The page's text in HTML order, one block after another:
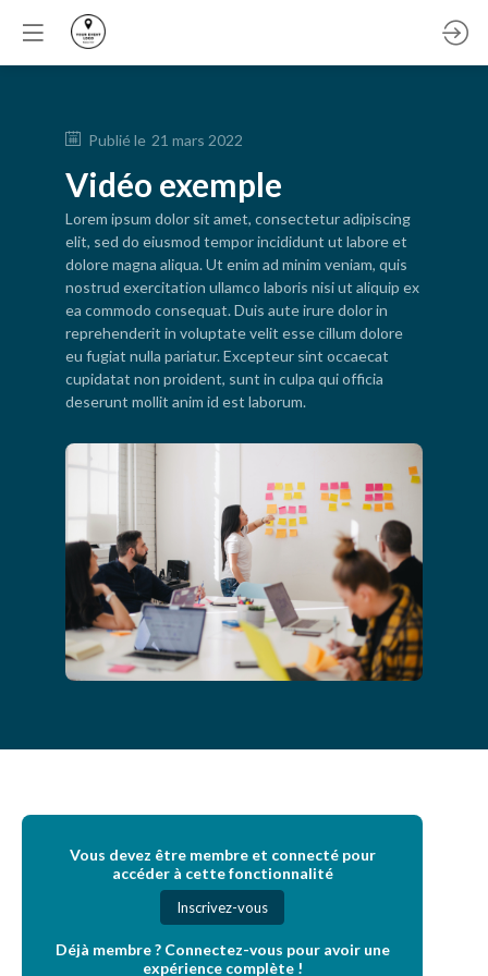
Publié le 21 mars 2022
Vidéo exemple
Lorem ipsum dolor sit amet, consectetur adipiscing
elit, sed do eiusmod tempor incididunt ut labore et
dolore magna aliqua. Ut enim ad minim veniam, quis
nostrud exercitation ullamco laboris nisi ut aliquip ex
ea commodo consequat. Duis aute irure dolor in
reprehenderit in voluptate velit esse cillum dolore
eu fugiat nulla pariatur. Excepteur sint occaecat
cupidatat non proident, sunt in culpa qui officia
deserunt mollit anim id est laborum.
Vous devez être membre et connecté pour
accéder à cette fonctionnalité
Inscrivez-vous
Déjà membre ? Connectez-vous pour avoir une
expérience complète !